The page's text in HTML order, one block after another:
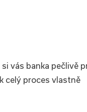
vás banka pečlivě
celý proces vlastně